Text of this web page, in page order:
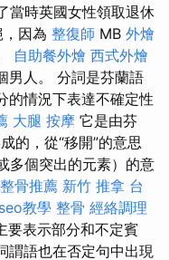
當時英國女性領取退休
因為 整復師 MB 外燴
自助餐外燴 西式外燴
男人。 分詞是芬蘭語
的情況下表達不確定性
大腿 按摩 它是由芬
的，從“移開”的意思
多個突出的元素）的意
骨推薦 新竹 推拿 台
教學 整骨 經絡調理
要表示部分和不定賓
謂語也在否定句中出現